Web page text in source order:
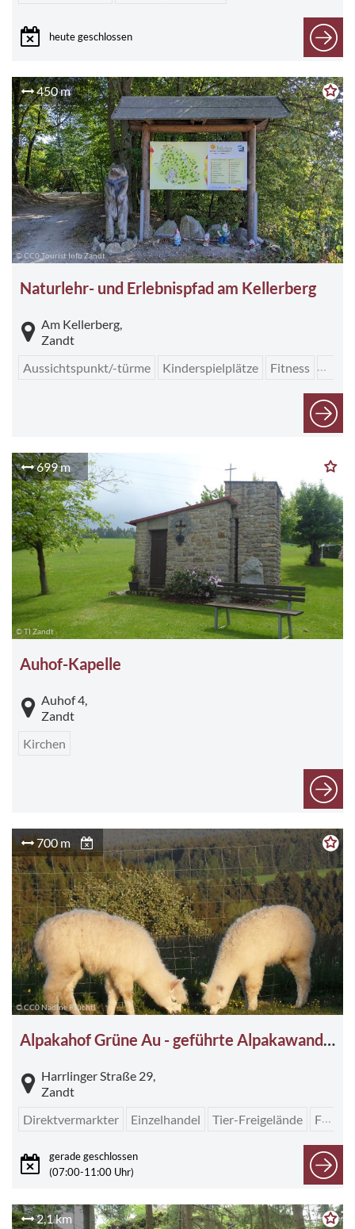
heute geschlossen
450 m
© CC0 Tourist Info Zandt
Naturlehr- und Erlebnispfad am Kellerberg
Am Kellerberg,
Zandt
Aussichtspunkt/-türme
Kinderspielplätze Fitness
699 m
© TI Zandt
Auhof-Kapelle
Auhof 4,
Zandt
Kirchen
700 m
© CC0 Nadine Früchtl
Alpakahof Grüne Au - geführte Alpakawanderung
Harrlinger Straße 29,
Zandt
Direktvermarkter
Einzelhandel Tier-Freigelände Führungen
gerade geschlossen
(07:00-11:00 Uhr)
2,1 km